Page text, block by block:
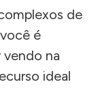
de
é
vendo na
ideal